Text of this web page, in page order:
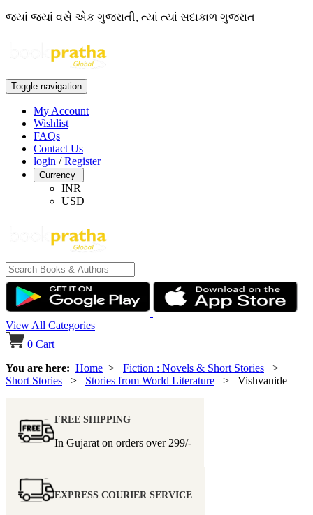
જ્યાં જ્યાં વસે એક ગુજરાતી, ત્યાં ત્યાં સદાકાળ ગુજરાત
Toggle navigation
My Account
Wishlist
FAQs
Contact Us
login /Register
Currency
INR
USD
View All Categories
0 Cart
You are here: Home > Fiction : Novels & Short Stories >
Short Stories > Stories from World Literature > Vishvanide
FREE SHIPPING
In Gujarat on orders over 299/-
EXPRESS COURIER SERVICE